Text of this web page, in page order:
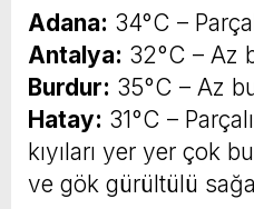
Adana: 34°C –
Antalya: 32°C – Az
Burdur: 35°C – Az
Hatay: 31°C –
kıyıları yer yer çok
ve gök gürültülü